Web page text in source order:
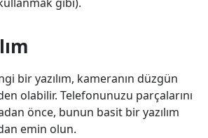
bir yazılım, kameranın düzgün
olabilir. Telefonunuzu parçalarını
önce, bunun basit bir yazılım
emin olun.